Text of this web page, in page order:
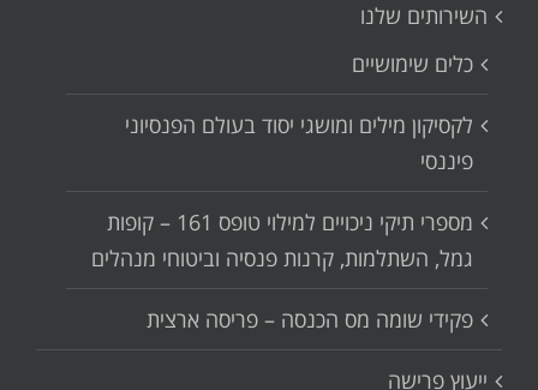
השירותים שלנו
כלים שימושיים
לקסיקון מילים ומושגי יסוד בעולם הפנסיוני
פיננסי
מספרי תיקי ניכויים למילוי טופס 161 – קופות
גמל, השתלמות, קרנות פנסיה וביטוחי מנהלים
פקידי שומה מס הכנסה – פריסה ארצית
ייעוץ פרישה